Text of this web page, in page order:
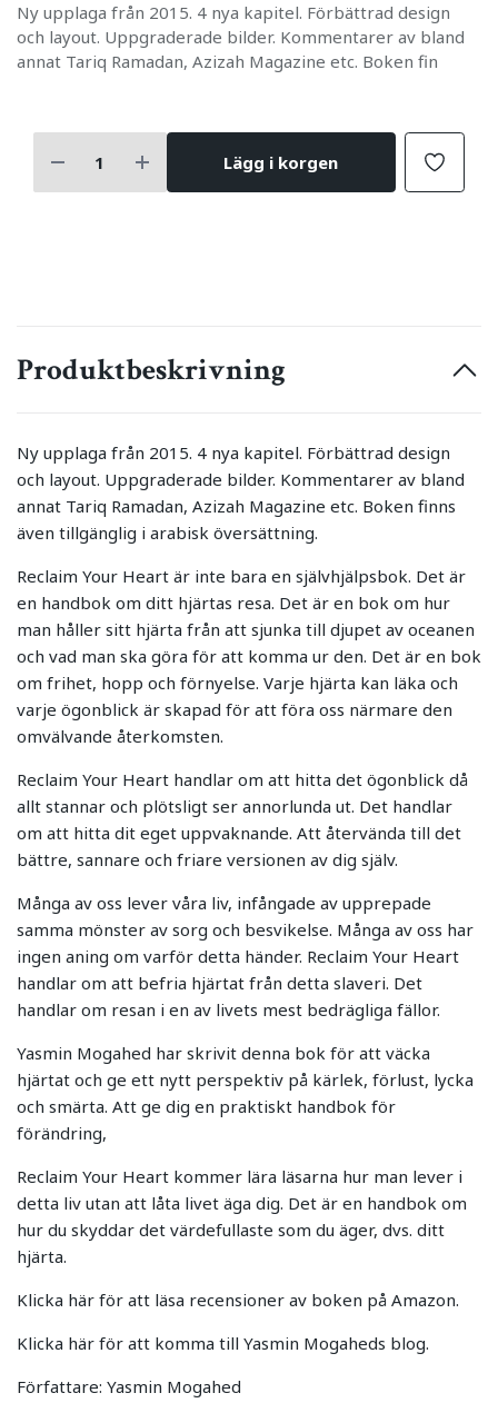
Ny upplaga från 2015. 4 nya kapitel. Förbättrad design
och layout. Uppgraderade bilder. Kommentarer av bland
annat Tariq Ramadan, Azizah Magazine etc. Boken fin
Lägg i korgen
Produktbeskrivning
Ny upplaga från 2015. 4 nya kapitel. Förbättrad design
och layout. Uppgraderade bilder. Kommentarer av bland
annat Tariq Ramadan, Azizah Magazine etc. Boken finns
även tillgänglig i arabisk översättning.
Reclaim Your Heart är inte bara en självhjälpsbok. Det är
en handbok om ditt hjärtas resa. Det är en bok om hur
man håller sitt hjärta från att sjunka till djupet av oceanen
och vad man ska göra för att komma ur den. Det är en bok
om frihet, hopp och förnyelse. Varje hjärta kan läka och
varje ögonblick är skapad för att föra oss närmare den
omvälvande återkomsten.
Reclaim Your Heart handlar om att hitta det ögonblick då
allt stannar och plötsligt ser annorlunda ut. Det handlar
om att hitta dit eget uppvaknande. Att återvända till det
bättre, sannare och friare versionen av dig själv.
Många av oss lever våra liv, infångade av upprepade
samma mönster av sorg och besvikelse. Många av oss har
ingen aning om varför detta händer. Reclaim Your Heart
handlar om att befria hjärtat från detta slaveri. Det
handlar om resan i en av livets mest bedrägliga fällor.
Yasmin Mogahed har skrivit denna bok för att väcka
hjärtat och ge ett nytt perspektiv på kärlek, förlust, lycka
och smärta. Att ge dig en praktiskt handbok för
förändring,
Reclaim Your Heart kommer lära läsarna hur man lever i
detta liv utan att låta livet äga dig. Det är en handbok om
hur du skyddar det värdefullaste som du äger, dvs. ditt
hjärta.
Klicka här för att läsa recensioner av boken på Amazon.
Klicka här för att komma till Yasmin Mogaheds blog.
Författare: Yasmin Mogahed